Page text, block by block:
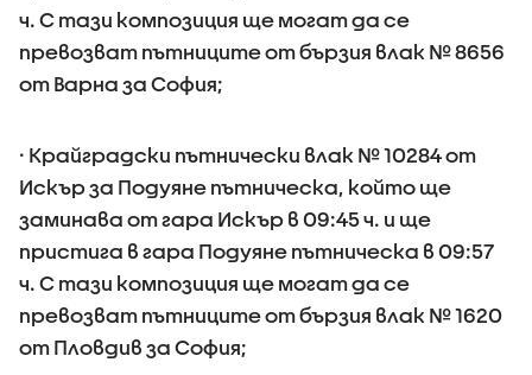
ч. С тази композиция ще могат да се
превозват пътниците от бързия влак № 8656
от Варна за София;
· Крайградски пътнически влак № 10284 от
Искър за Подуяне пътническа, който ще
заминава от гара Искър в 09:45 ч. и ще
пристига в гара Подуяне пътническа в 09:57
ч. С тази композиция ще могат да се
превозват пътниците от бързия влак № 1620
от Пловдив за София;